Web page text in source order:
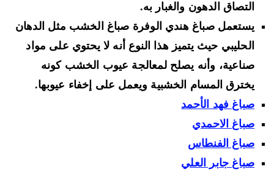
التصاق الدهون والغبار به.
يستعمل صباغ هندي الوفرة صباغ الخشب مثل الدهان
الحليبي حيث يتميز هذا النوع أنه لا يحتوي على مواد
صناعية، وأنه يصلح لمعالجة عيوب الخشب كونه
يخترق المسام الخشبية ويعمل على إخفاء عيوبها.
صباغ فهد الأحمد
صباغ الاحمدي
صباغ الفنطاس
صباغ جابر العلي